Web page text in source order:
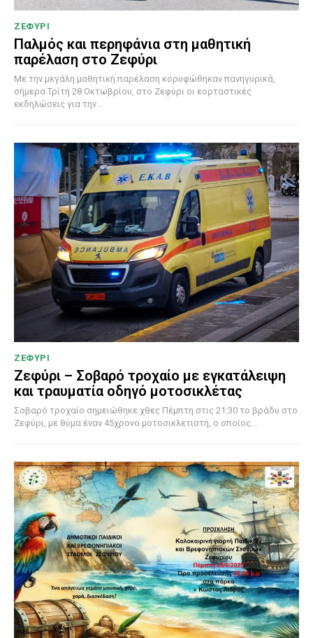
ΖΕΦΥΡΙ
Παλμός και περηφάνια στη μαθητική
παρέλαση στο Ζεφύρι
Με την μεγάλη μαθητική παρέλαση κορυφώθηκαν πανηγυρικά,
σήμερα Τρίτη 28 Οκτωβρίου, στο Ζεφύρι οι εορταστικές
εκδηλώσεις για την...
ΖΕΦΥΡΙ
Ζεφύρι – Σοβαρό τροχαίο με εγκατάλειψη
και τραυματία οδηγό μοτοσικλέτας
Σοβαρό τροχαίο σημειώθηκε χθες Πέμπτη στις 21:30 το βράδυ στο
Ζεφύρι, με θύμα έναν 45χρονο μοτοσικλετιστή, ο οποίος...